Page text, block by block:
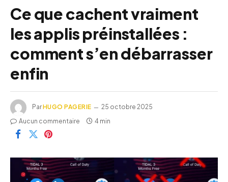
Ce que cachent vraiment
les applis préinstallées :
comment s’en débarrasser
enfin
ParHUGO PAGERIE
25 octobre 2025
Aucun commentaire
4 min